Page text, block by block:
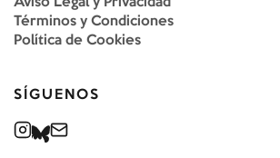
Aviso Legal y Privacidad
Términos y Condiciones
Política de Cookies
SÍGUENOS